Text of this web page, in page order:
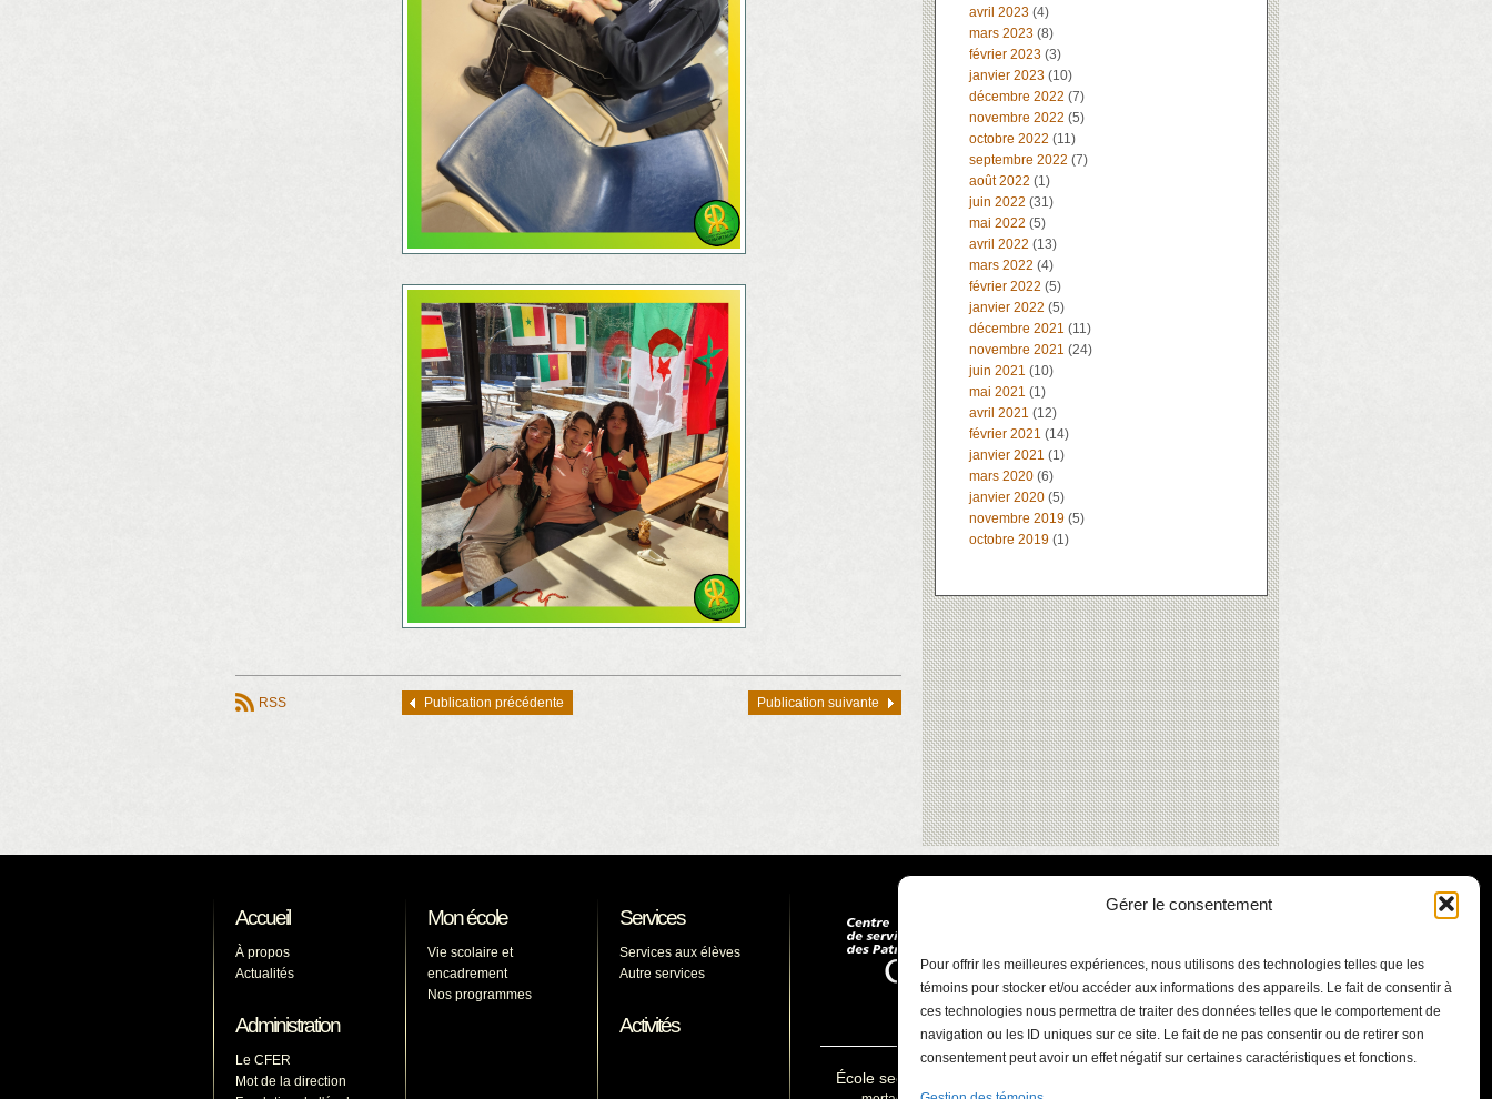
Gérer le consentement
Pour offrir les meilleures expériences, nous utilisons des technologies telles que les
témoins pour stocker et/ou accéder aux informations des appareils. Le fait de consentir à
ces technologies nous permettra de traiter des données telles que le comportement de
navigation ou les ID uniques sur ce site. Le fait de ne pas consentir ou de retirer son
consentement peut avoir un effet négatif sur certaines caractéristiques et fonctions.
RSS Publication précédente Publication suivante
avril 2023 (4)
mars 2023 (8)
février 2023 (3)
janvier 2023 (10)
décembre 2022 (7)
novembre 2022 (5)
octobre 2022 (11)
septembre 2022 (7)
août 2022 (1)
juin 2022 (31)
mai 2022 (5)
avril 2022 (13)
mars 2022 (4)
février 2022 (5)
janvier 2022 (5)
décembre 2021 (11)
novembre 2021 (24)
juin 2021 (10)
mai 2021 (1)
avril 2021 (12)
février 2021 (14)
janvier 2021 (1)
mars 2020 (6)
janvier 2020 (5)
novembre 2019 (5)
octobre 2019 (1)
Accueil
À propos
Actualités
Administration
Le CFER
Mot de la direction
Mon école
Vie scolaire et
encadrement
Nos programmes
Services
Services aux élèves
Autre services
Activités
École secondaire De Mortagne